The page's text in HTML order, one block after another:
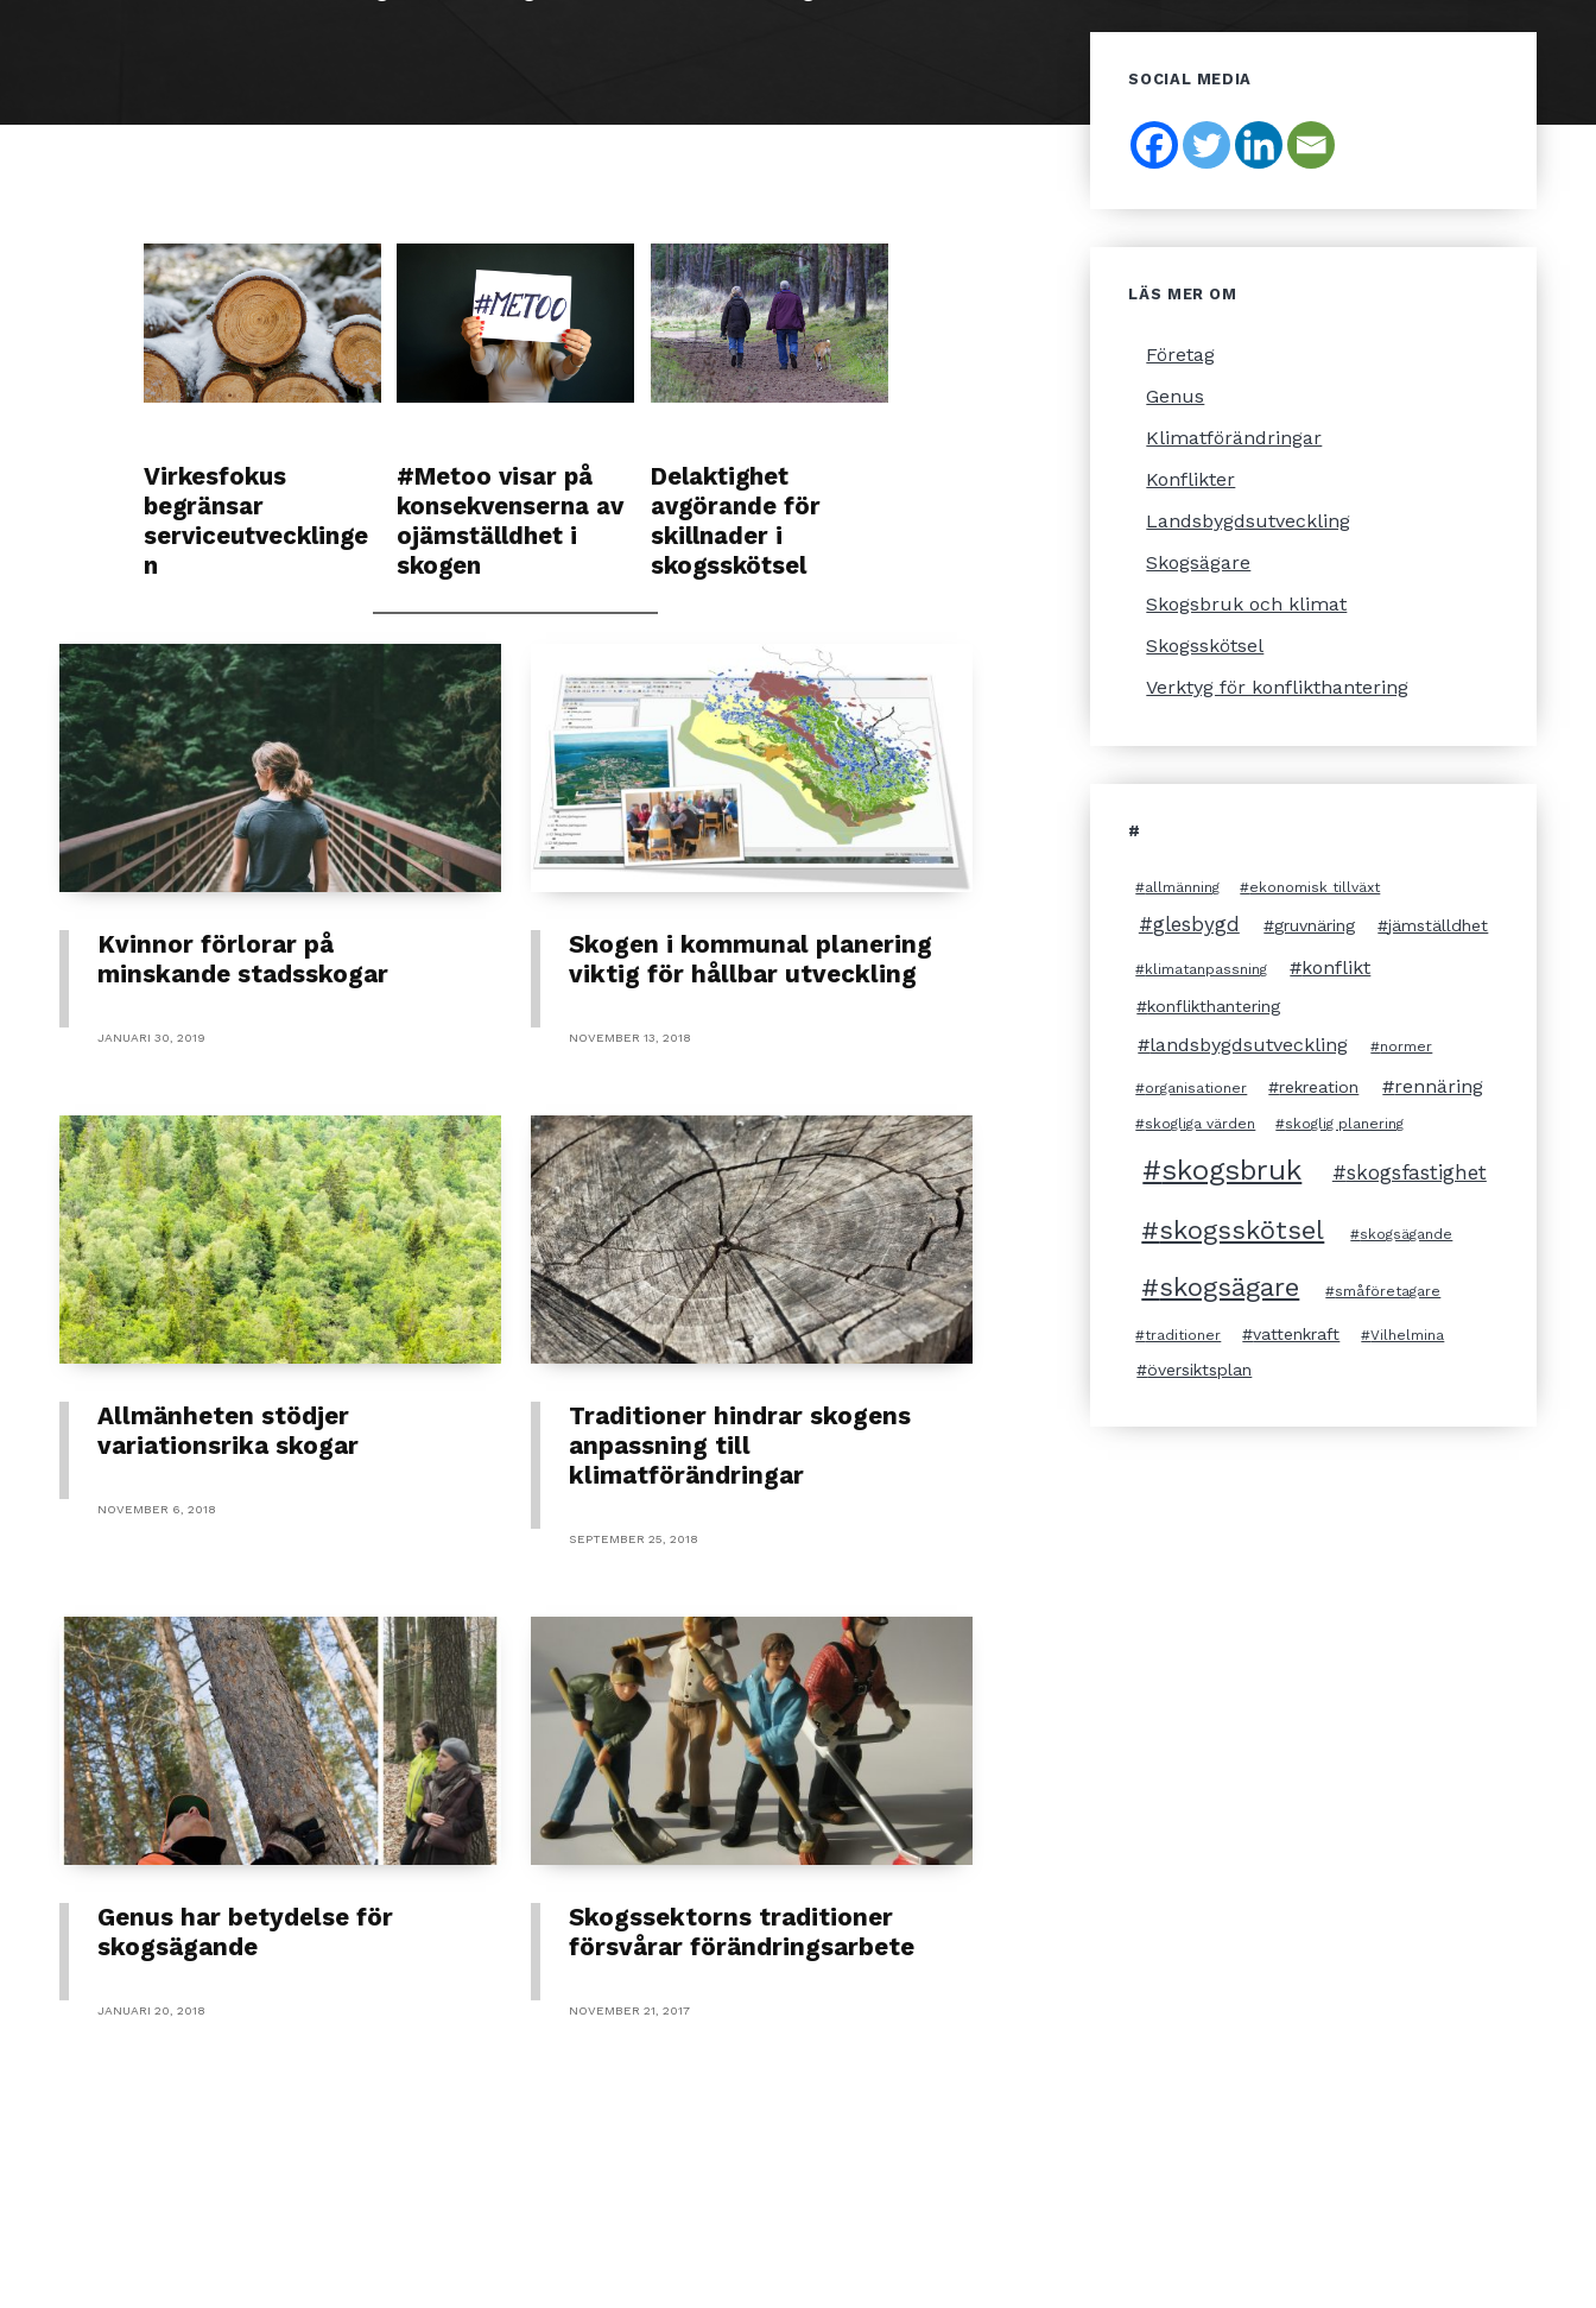
Virkesfokus
begränsar
serviceutvecklinge
n
#Metoo visar på
konsekvenserna av
ojämställdhet i
skogen
Delaktighet
avgörande för
skillnader i
skogsskötsel
Kvinnor förlorar på
minskande stadsskogar
JANUARI 30, 2019
Skogen i kommunal planering
viktig för hållbar utveckling
NOVEMBER 13, 2018
Allmänheten stödjer
variationsrika skogar
NOVEMBER 6, 2018
Traditioner hindrar skogens
anpassning till
klimatförändringar
SEPTEMBER 25, 2018
Genus har betydelse för
skogsägande
JANUARI 20, 2018
Skogssektorns traditioner
försvårar förändringsarbete
NOVEMBER 21, 2017
SOCIAL MEDIA
LÄS MER OM
Företag
Genus
Klimatförändringar
Konflikter
Landsbygdsutveckling
Skogsägare
Skogsbruk och klimat
Skogsskötsel
Verktyg för konflikthantering
#
allmänning ekonomisk tillväxt
glesbygd gruvnäring jämställdhet
klimatanpassning konflikt
konflikthantering
landsbygdsutveckling normer
organisationer rekreation rennäring
skogliga värden skoglig planering
skogsbruk skogsfastighet
skogsskötsel skogsägande
skogsägare småföretagare
traditioner vattenkraft Vilhelmina
översiktsplan